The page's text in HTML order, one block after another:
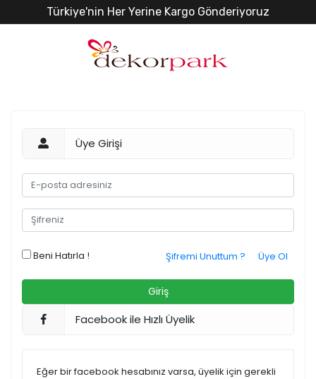
Türkiye'nin Her Yerine Kargo Gönderiyoruz
Üye Girişi
Beni Hatırla ! Üye Ol
Şifremi Unuttum ?
Facebook ile Hızlı Üyelik
Eğer bir facebook hesabınız varsa, üyelik için gerekli